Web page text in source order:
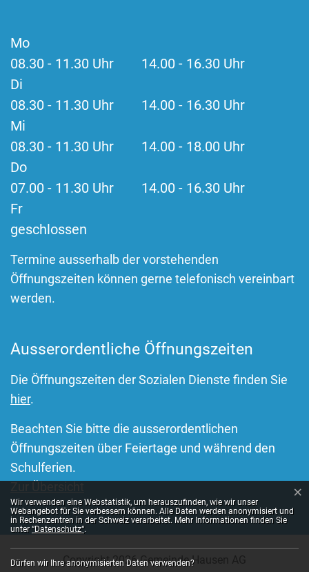
Mo
08.30 - 11.30 Uhr 14.00 - 16.30 Uhr
Di
08.30 - 11.30 Uhr 14.00 - 16.30 Uhr
Mi
08.30 - 11.30 Uhr 14.00 - 18.00 Uhr
Do
07.00 - 11.30 Uhr 14.00 - 16.30 Uhr
Fr
geschlossen
Termine ausserhalb der vorstehenden
Öffnungszeiten können gerne telefonisch vereinbart
werden.
Ausserordentliche Öffnungszeiten
Die Öffnungszeiten der Sozialen Dienste finden Sie
hier.
Beachten Sie bitte die ausserordentlichen
Öffnungszeiten über Feiertage und während den
Schulferien.
Copyright 2026 Gemeinde Hausen AG
Toolbar
Webstatistik
Wir verwenden eine Webstatistik, um herauszufinden, wie wir unser
Webangebot für Sie verbessern können. Alle Daten werden anonymisiert und
in Rechenzentren in der Schweiz verarbeitet. Mehr Informationen finden Sie
unter“Datenschutz“.
Dürfen wir Ihre anonymisierten Daten verwenden?
×